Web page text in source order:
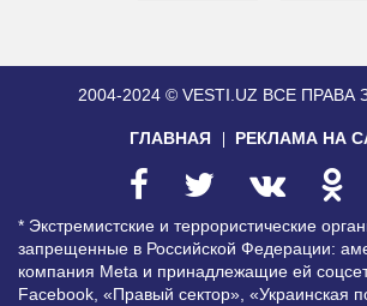
2004-2024 © VESTI.UZ ВСЕ ПРАВА
ГЛАВНАЯ РЕКЛАМА НА
* Экстремистские и террористические
запрещенные в Российской Федерации:
компания Meta и принадлежащие ей
Facebook, «Правый сектор», «Украинская